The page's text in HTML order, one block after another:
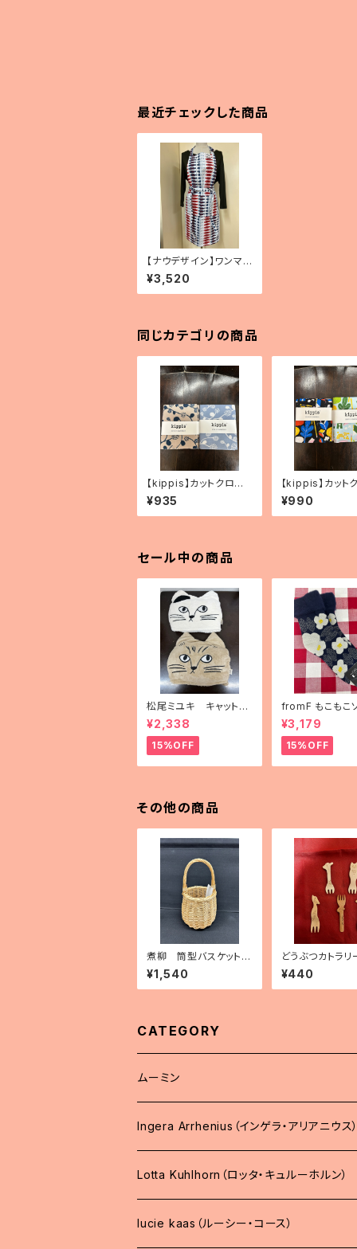
最近チェックした商品
【ナウデザイン】ワンマイ
ルエプロン リトルフィ
ッシュ
¥3,520
同じカテゴリの商品
【kippis】カットクロ
ス 「Vaapukka／ラズ
ベリー」（2色）
¥935
【kippis】カット
ス 「Oppi／教育
色）
¥990
セール中の商品
松尾ミユキ キャットフ
ェイスブランケット
¥2,338
15%OFF
fromF もこもこ
「
畑）」
¥3,179
15%OFF
その他の商品
煮柳 筒型バスケット
（小）
¥1,540
どうぶつカトラリ
ーク）
¥440
CATEGORY
ムーミン
Ingera Arrhenius（インゲラ・アリアニウス
Lotta Kuhlhorn（ロッタ・キュルーホルン）
lucie kaas（ルーシー・コース）